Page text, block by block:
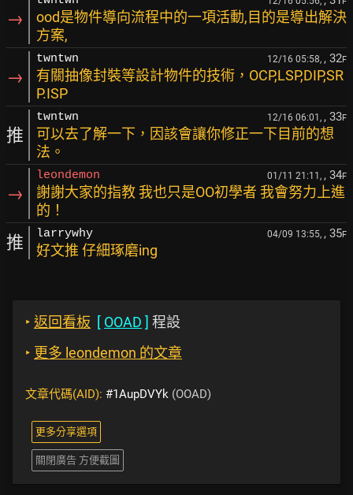
→
ood是物件導向流程中的一項活動,目的是導出解決
方案,
→
twntwn 12/16 05:58, , 32F
有關抽像封裝等設計物件的技術，OCP,LSP,DIP,SR
P.ISP
推
twntwn 12/16 06:01, , 33F
可以去了解一下，因該會讓你修正一下目前的想
法。
→
leondemon 01/11 21:11, , 34F
謝謝大家的指教 我也只是OO初學者 我會努力上進
的！
推 larrywhy 04/09 13:55, , 35F
好文推 仔細琢磨ing
‣ 返回看板 [ OOAD ] 程設
‣ 更多 leondemon 的文章
文章代碼(AID): #1AupDVYk (OOAD)
更多分享選項
關閉廣告 方便截圖